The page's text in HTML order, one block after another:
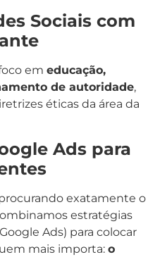
Sociais com
em educação,
de autoridade,
éticas da área da
Ads para
exatamente o
estratégias
Ads) para colocar
mais importa: o